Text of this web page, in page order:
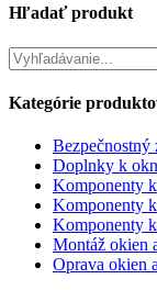
Hľadať produkt
Kategórie
Bezpečnostný
Doplnky k
Komponenty
Komponenty
Komponenty
Montáž okien
Oprava okien